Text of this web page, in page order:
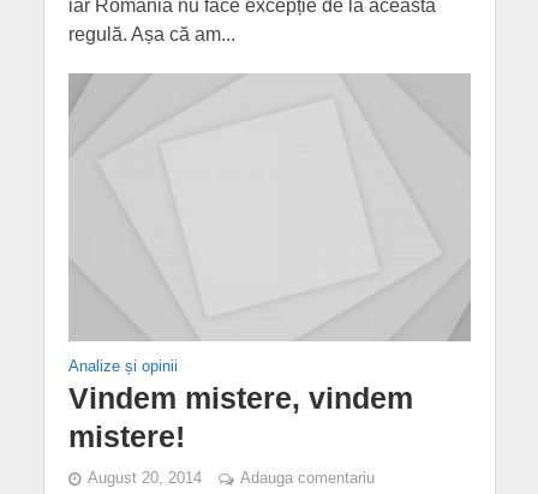
iar România nu face excepție de la această
regulă. Așa că am...
Analize și opinii
Vindem mistere, vindem
mistere!
August 20, 2014 Adauga comentariu